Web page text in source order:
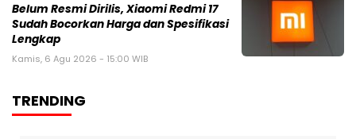
Belum Resmi Dirilis, Xiaomi Redmi 17
Sudah Bocorkan Harga dan Spesifikasi
Lengkap
Kamis, 6 Agu 2026 - 15:00 WIB
TRENDING